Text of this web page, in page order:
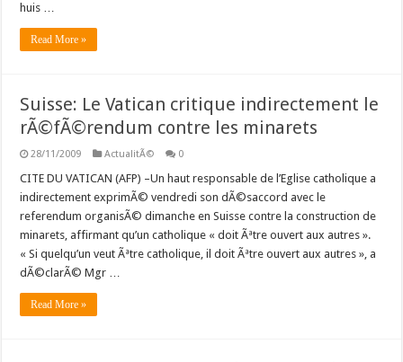
huis …
Read More »
Suisse: Le Vatican critique indirectement le
rÃ©fÃ©rendum contre les minarets
28/11/2009 ActualitÃ© 0
CITE DU VATICAN (AFP) –Un haut responsable de l’Eglise catholique a
indirectement exprimÃ© vendredi son dÃ©saccord avec le
referendum organisÃ© dimanche en Suisse contre la construction de
minarets, affirmant qu’un catholique « doit Ãªtre ouvert aux autres ».
« Si quelqu’un veut Ãªtre catholique, il doit Ãªtre ouvert aux autres », a
dÃ©clarÃ© Mgr …
Read More »